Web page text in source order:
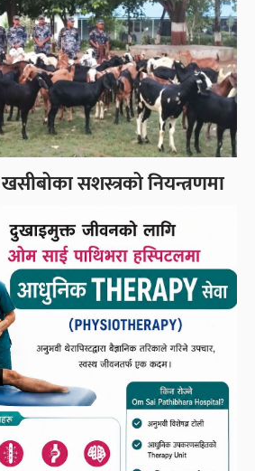
सशस्त्रको नियन्त्रणमा